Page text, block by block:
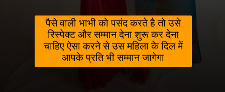
पैसे वाली भाभी को पसंद करते है तो उसे
रिस्पेक्ट और सम्मान देना शुरू कर देना
चाहिए ऐसा करने से उस महिला के दिल में
आपके प्रति भी सम्मान जागेगा